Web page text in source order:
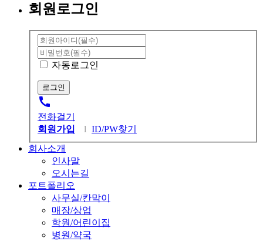
회원로그인
자동로그인
call
전화걸기
회원가입
l ID/PW찾기
회사소개
인사말
오시는길
포트폴리오
사무실/칸막이
매장/상업
학원/어린이집
병원/약국